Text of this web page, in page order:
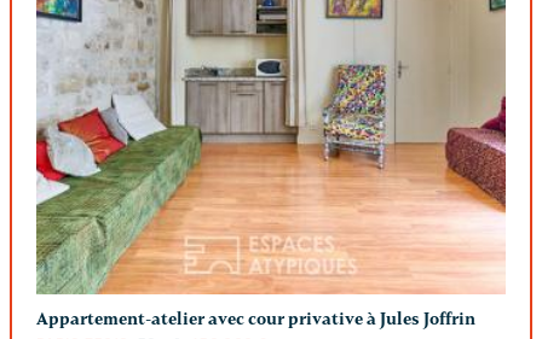
Appartement-atelier avec cour privative à Jules Joffrin